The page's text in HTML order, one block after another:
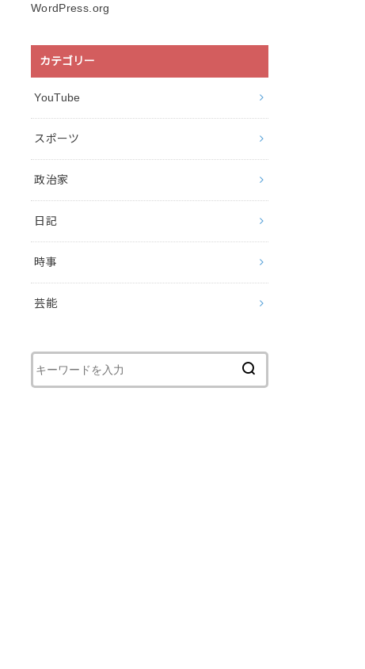
WordPress.org
カテゴリー
YouTube
スポーツ
政治家
日記
時事
芸能